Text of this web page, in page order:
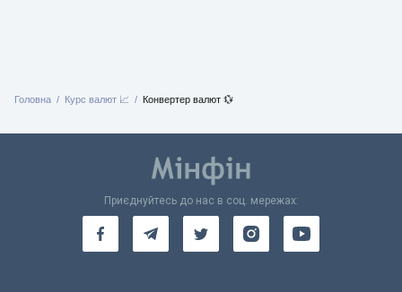
Головна Курс валют 📈 Конвертер валют 💱
Приєднуйтесь до нас в соц. мережах: